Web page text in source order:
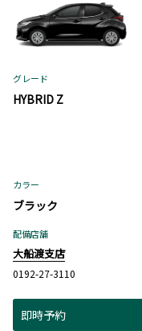
グレード
HYBRID Z
カラー
ブラック
配備店舗
大船渡支店
0192-27-3110
即時予約